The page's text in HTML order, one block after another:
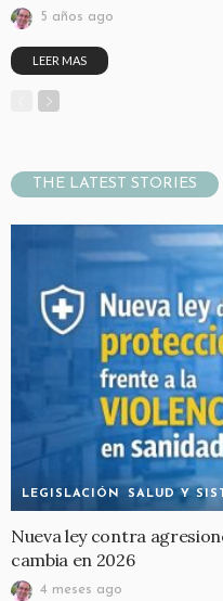
5 años ago
LEER MAS
THE LATEST STORIES
LEGISLACIÓN SALUD Y
Nueva ley contra
cambia en 2026
4 meses ago